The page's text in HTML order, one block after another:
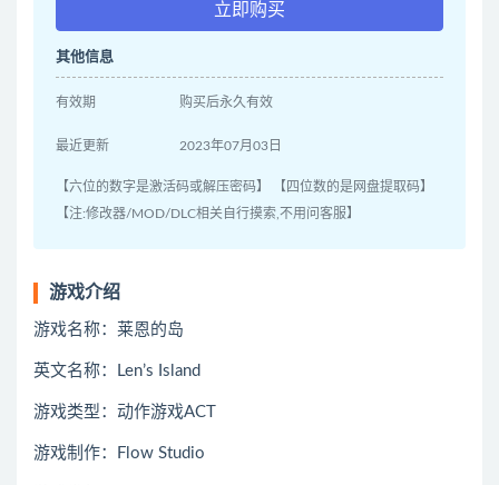
立即购买
其他信息
有效期 购买后永久有效
最近更新 2023年07月03日
【六位的数字是激活码或解压密码】 【四位数的是网盘提取码】
【注:修改器/MOD/DLC相关自行摸索,不用问客服】
游戏介绍
游戏名称：莱恩的岛
英文名称：Len’s Island
游戏类型：动作游戏ACT
游戏制作：Flow Studio